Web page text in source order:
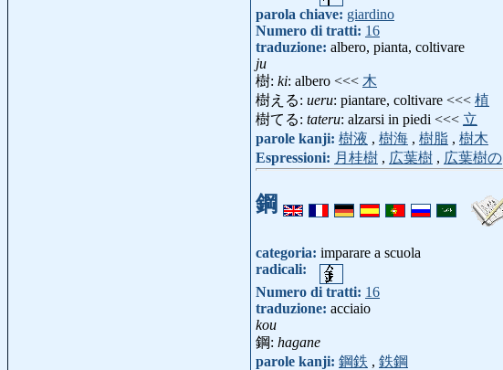
parola chiave: giardino
Numero di tratti: 16
traduzione: albero, pianta, coltivare
ju
樹: ki: albero <<< 木
樹える: ueru: piantare, coltivare <<< 植
樹てる: tateru: alzarsi in piedi <<< 立
parole kanji: 樹液 , 樹海 , 樹脂 , 樹木
Espressioni: 月桂樹 , 広葉樹 , 広葉樹の
鋼
categoria: imparare a scuola
radicali:
Numero di tratti: 16
traduzione: acciaio
kou
鋼: hagane
parole kanji: 鋼鉄 , 鉄鋼